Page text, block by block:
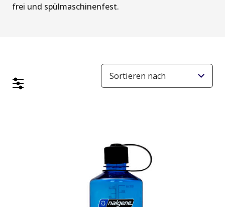
frei und spülmaschinenfest.